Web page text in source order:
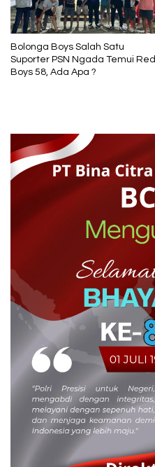
Bolonga Boys Salah Satu
Suporter PSN Ngada Temui Red
Boys 58, Ada Apa ?